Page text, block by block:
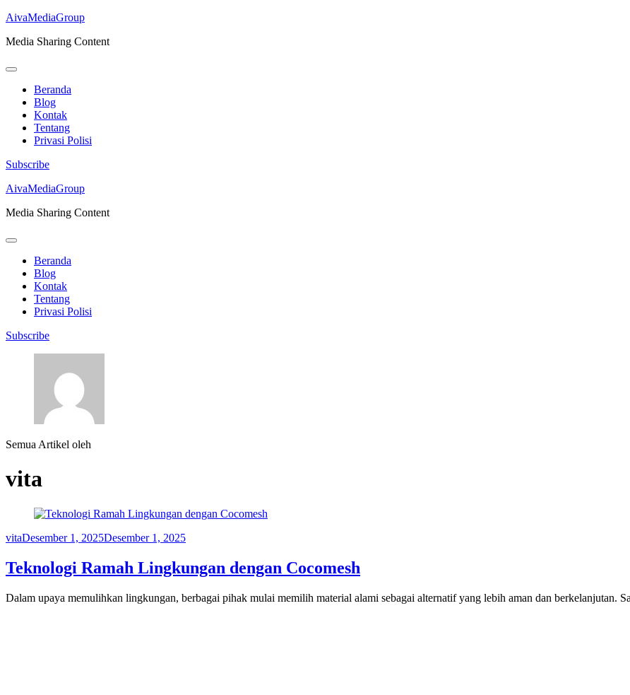
AivaMediaGroup
Media Sharing Content
Beranda
Blog
Kontak
Tentang
Privasi Polisi
Subscribe
Lompat
konten
Enter)
AivaMediaGroup
Media Sharing Content
Beranda
Blog
Kontak
Tentang
Privasi Polisi
Subscribe
Semua Artikel oleh
vita
vitaDesember 1, 2025Desember 1, 2025
Teknologi Ramah Lingkungan dengan Cocomesh
Dalam upaya memulihkan lingkungan, berbagai pihak mulai memilih material alami sebagai alternatif yang lebih aman dan